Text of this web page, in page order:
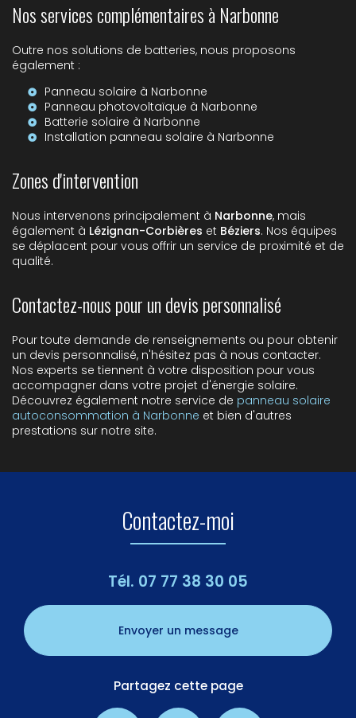
Nos services complémentaires à Narbonne
Outre nos solutions de batteries, nous proposons
également :
Panneau solaire à Narbonne
Panneau photovoltaïque à Narbonne
Batterie solaire à Narbonne
Installation panneau solaire à Narbonne
Zones d'intervention
Nous intervenons principalement à Narbonne, mais
également à Lézignan-Corbières et Béziers. Nos équipes
se déplacent pour vous offrir un service de proximité et de
qualité.
Contactez-nous pour un devis personnalisé
Pour toute demande de renseignements ou pour obtenir
un devis personnalisé, n'hésitez pas à nous contacter.
Nos experts se tiennent à votre disposition pour vous
accompagner dans votre projet d'énergie solaire.
Découvrez également notre service de panneau solaire
autoconsommation à Narbonne et bien d'autres
prestations sur notre site.
Contactez-moi
Tél. 07 77 38 30 05
Envoyer un message
Partagez cette page
Facebook